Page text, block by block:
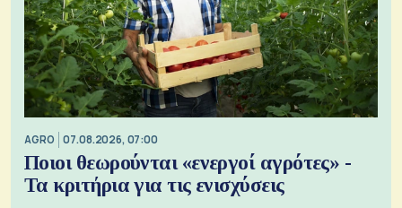
AGRO 07.08.2026, 07:00
Ποιοι θεωρούνται «ενεργοί αγρότες» -
Τα κριτήρια για τις ενισχύσεις